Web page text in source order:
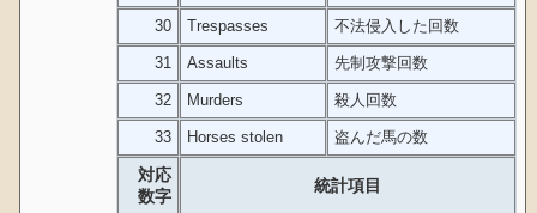
対応
数字
統計項目
30 Trespasses 不法侵入した回数
31 Assaults 先制攻撃回数
32 Murders 殺人回数
33 Horses stolen 盗んだ馬の数